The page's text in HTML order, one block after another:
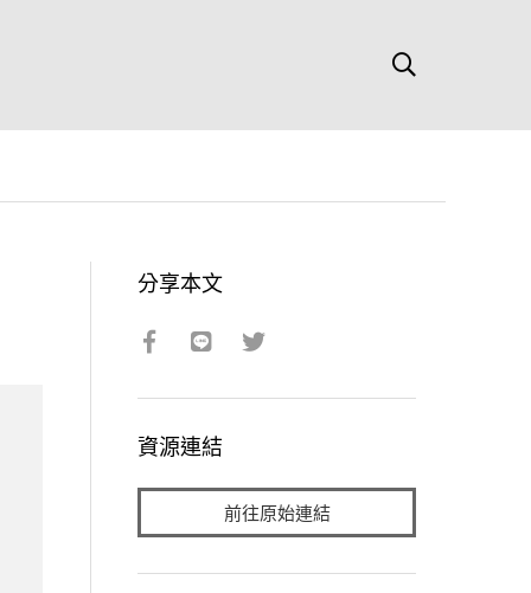
分享本文
資源連結
前往原始連結